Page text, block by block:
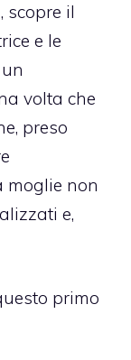
scopre il
e le
volta che
preso
moglie non
e,
primo